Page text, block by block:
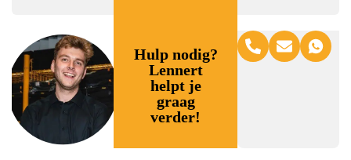
Hulp nodig?
Lennert
helpt je
graag
verder!